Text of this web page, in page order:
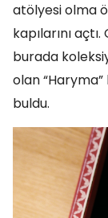
atölyesi olma
kapılarını
burada
olan
buldu.